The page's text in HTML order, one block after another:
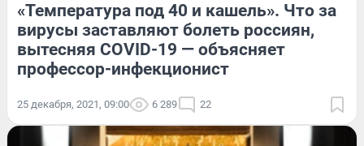
«Температура под 40 и кашель». Что за
вирусы заставляют болеть россиян,
вытесняя COVID-19 — объясняет
профессор-инфекционист
25 декабря, 2021, 09:00 6 289 22